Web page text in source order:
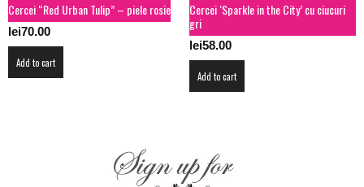
Cercei “Red Urban Tulip” – piele rosie
lei70.00
Add to cart
Cercei ‘Sparkle in the City’ cu ciucuri
gri
lei58.00
Add to cart